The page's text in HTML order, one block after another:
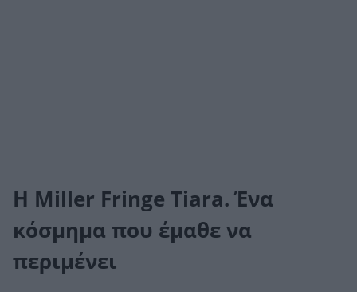
Η Miller Fringe Tiara. Ένα
κόσμημα που έμαθε να
περιμένει